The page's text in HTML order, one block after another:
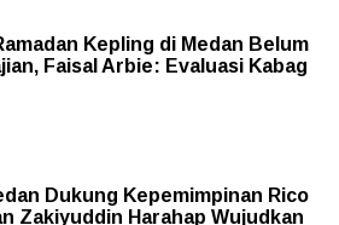
Kepling di Medan Belum
Faisal Arbie: Evaluasi Kabag
Dukung Kepemimpinan Rico
Zakiyuddin Harahap Wujudkan